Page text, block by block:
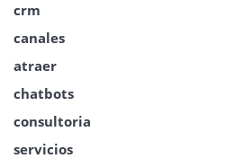
crm
canales
atraer
chatbots
consultoria
servicios